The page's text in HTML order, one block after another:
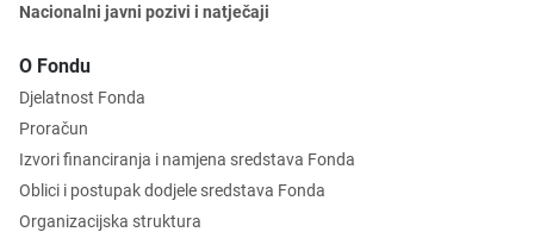
Nacionalni javni pozivi i natječaji
O Fondu
Djelatnost Fonda
Proračun
Izvori financiranja i namjena sredstava Fonda
Oblici i postupak dodjele sredstava Fonda
Organizacijska struktura